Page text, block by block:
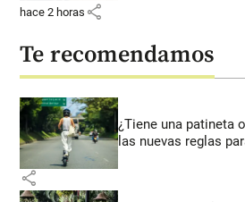
hace 2 horas share
Te recomendamos
¿Tiene una patineta
las nuevas reglas
share